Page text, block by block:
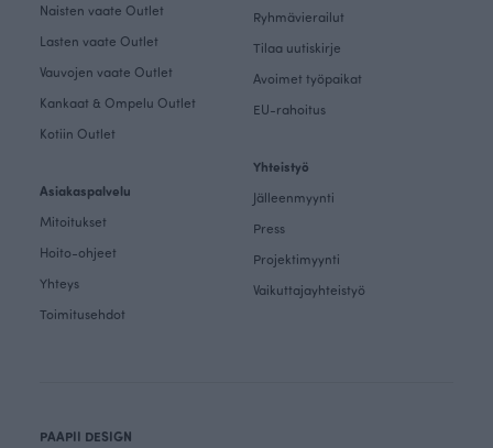
Naisten vaate Outlet
Lasten vaate Outlet
Vauvojen vaate Outlet
Kankaat & Ompelu Outlet
Kotiin Outlet
Asiakaspalvelu
Mitoitukset
Hoito-ohjeet
Yhteys
Toimitusehdot
Ryhmävierailut
Tilaa uutiskirje
Avoimet työpaikat
EU-rahoitus
Yhteistyö
Jälleenmyynti
Press
Projektimyynti
Vaikuttajayhteistyö
PAAPII DESIGN